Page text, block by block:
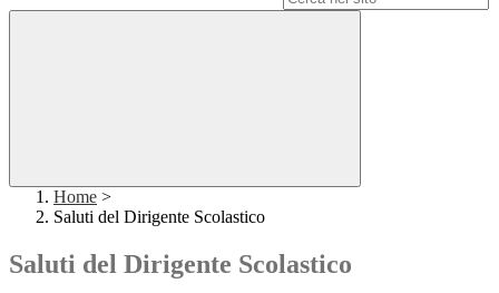
Home >
Saluti del Dirigente Scolastico
Saluti del Dirigente Scolastico